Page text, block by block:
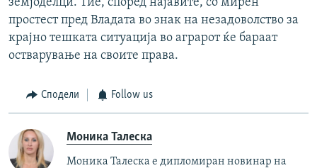
земјоделци. Тие, според најавите, со мирен
простест пред Владата во знак на незадоволство за
крајно тешката ситуација во аграрот ќе бараат
остварување на своите права.
Сподели Follow us
Моника Талеска
Моника Талеска е дипломиран новинар на